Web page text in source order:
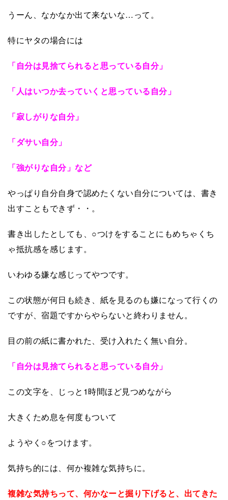
うーん、なかなか出て来ないな…って。
特にヤタの場合には
「自分は見捨てられると思っている自分」
「人はいつか去っていくと思っている自分」
「寂しがりな自分」
「ダサい自分」
「強がりな自分」など
やっぱり自分自身で認めたくない自分については、書き
出すこともできず・・。
書き出したとしても、○つけをすることにもめちゃくち
ゃ抵抗感を感じます。
いわゆる嫌な感じってやつです。
この状態が何日も続き、紙を見るのも嫌になって行くの
ですが、宿題ですからやらないと終わりません。
目の前の紙に書かれた、受け入れたく無い自分。
「自分は見捨てられると思っている自分」
この文字を、じっと1時間ほど見つめながら
大きくため息を何度もついて
ようやく ○をつけます。
気持ち的には、何か複雑な気持ちに。
複雑な気持ちって、何かなーと掘り下げると、出てきた